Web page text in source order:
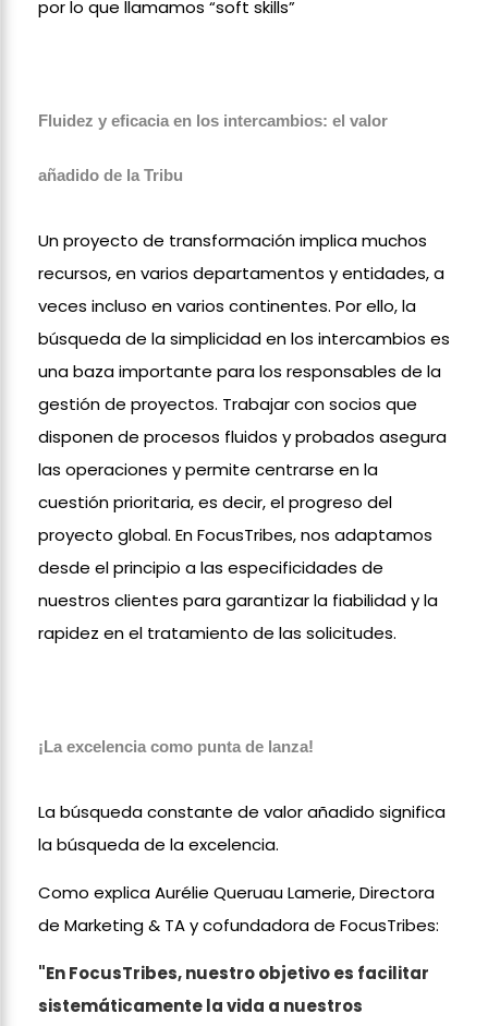
por lo que llamamos “soft skills”
Fluidez y eficacia en los intercambios: el valor
añadido de la Tribu
Un proyecto de transformación implica muchos
recursos, en varios departamentos y entidades, a
veces incluso en varios continentes. Por ello, la
búsqueda de la simplicidad en los intercambios es
una baza importante para los responsables de la
gestión de proyectos. Trabajar con socios que
disponen de procesos fluidos y probados asegura
las operaciones y permite centrarse en la
cuestión prioritaria, es decir, el progreso del
proyecto global. En FocusTribes, nos adaptamos
desde el principio a las especificidades de
nuestros clientes para garantizar la fiabilidad y la
rapidez en el tratamiento de las solicitudes.
¡La excelencia como punta de lanza!
La búsqueda constante de valor añadido significa
la búsqueda de la excelencia.
Como explica Aurélie Queruau Lamerie, Directora
de Marketing & TA y cofundadora de FocusTribes:
"En FocusTribes, nuestro objetivo es facilitar
sistemáticamente la vida a nuestros